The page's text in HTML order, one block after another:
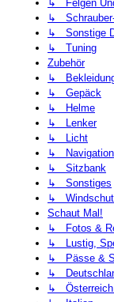
↳ Felgen
↳
↳ Sonstige
↳ Tuning
Zubehör
↳
↳ Gepäck
↳ Helme
↳ Lenker
↳ Licht
↳ Navigation
↳ Sitzbank
↳ Sonstiges
↳
Schaut Mal!
↳ Fotos &
↳ Lustig,
↳ Pässe &
↳
↳ Österreich